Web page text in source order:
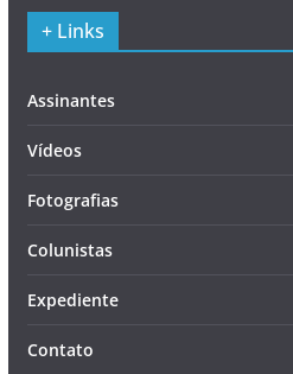
+ Links
Assinantes
Vídeos
Fotografias
Colunistas
Expediente
Contato